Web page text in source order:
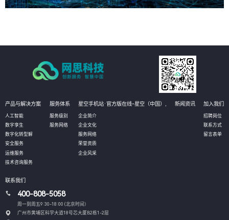
产品与解决方案
人工智能
数字孪生
数字化转型解
安全服务
运维服务
技术咨询服务
服务体系
服务级别
服务网络
星空手机站·官方版在线-星空（中国）,
企业简介
企业文化
服务网络
荣誉资质
企业风采
新闻资讯 加入我们
招聘岗位
联系方式
留言表单
联系我们
400-808-5058
周一到周五9:30-18:00 (北京时间）
广州市黄埔区科学大道18号芯大厦B2栋1-2层